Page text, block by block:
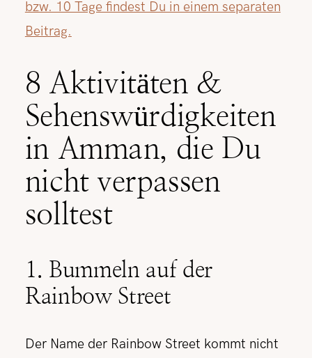
bzw. 10 Tage findest Du in einem separaten
Beitrag.
8 Aktivitäten &
Sehenswürdigkeiten
in Amman, die Du
nicht verpassen
solltest
1. Bummeln auf der
Rainbow Street
Der Name der Rainbow Street kommt nicht